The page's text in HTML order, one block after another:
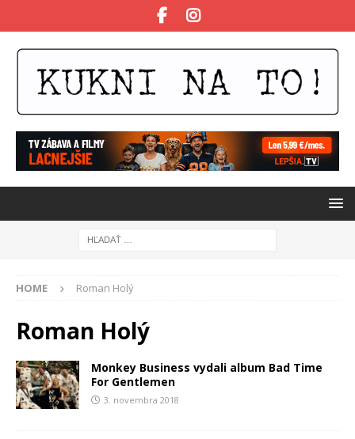
HOME Roman Holý
Roman Holý
Monkey Business vydali album Bad Time
For Gentlemen
3. novembra 2018